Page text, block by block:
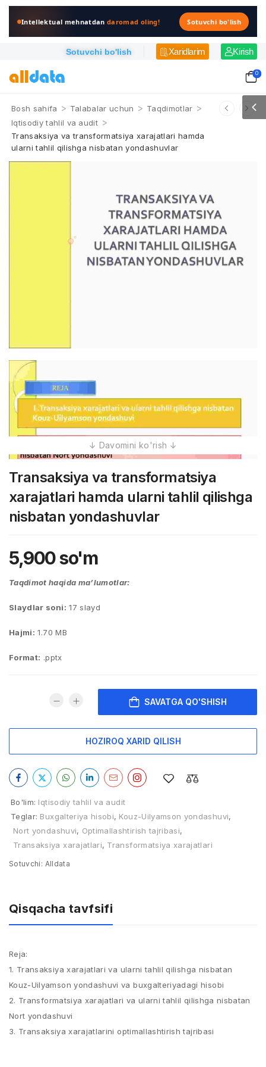
Intellektual mehnatdandaromad oling! Sotuvchi bo'lish
Sotuvchi bo'lish Xaridlarim Kirish
0
Bosh sahifa > Talabalar uchun > Taqdimotlar >
Iqtisodiy tahlil va audit >
Transaksiya va transformatsiya xarajatlari hamda
ularni tahlil qilishga nisbatan yondashuvlar
Transaksiya va transformatsiya
xarajatlari hamda ularni tahlil qilishga
nisbatan yondashuvlar
5,900so'm
Taqdimot haqida ma’lumotlar:
Slaydlar soni: 17 slayd
Hajmi: 1.70 MB
Format: .pptx
SAVATGA QO'SHISH
HOZIROQ XARID QILISH
Bo'lim: Iqtisodiy tahlil va audit
Teglar: Buxgalteriya hisobi, Kouz-Uilyamson yondashuvi,
Nort yondashuvi, Optimallashtirish tajribasi,
Transaksiya xarajatlari, Transformatsiya xarajatlari
Sotuvchi: Alldata
Qisqacha tavfsifi
Reja:
1. Transaksiya xarajatlari va ularni tahlil qilishga nisbatan
Kouz-Uilyamson yondashuvi vа buхgаltеriyadаgi hisоbi​
​2. Transformatsiya xarajatlari va ularni tahlil qilishga nisbatan
Nort yondashuvi
3. Transaksiya xarajatlarini optimallashtirish tajribasi